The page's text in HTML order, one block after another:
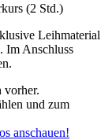
(2 Std.)
Leihmaterial
Im Anschluss
vorher.
und zum
anschauen!